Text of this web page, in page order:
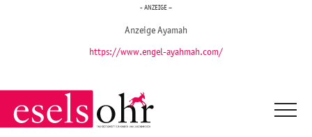
- ANZEIGE –
Anzeige Ayamah
https://www.engel-ayahmah.com/